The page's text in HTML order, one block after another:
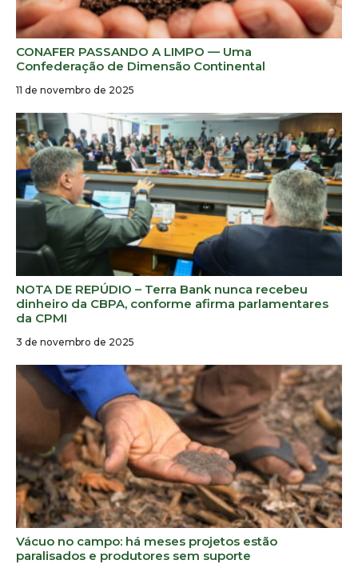
CONAFER PASSANDO A LIMPO — Uma
Confederação de Dimensão Continental
11 de novembro de 2025
NOTA DE REPÚDIO – Terra Bank nunca recebeu
dinheiro da CBPA, conforme afirma parlamentares
da CPMI
3 de novembro de 2025
Vácuo no campo: há meses projetos estão
paralisados e produtores sem suporte